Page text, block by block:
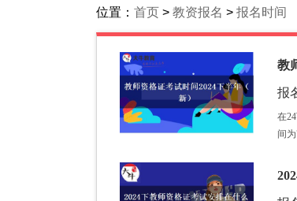
位置： 首页 > 教资报名 > 报名时间
教
报
在
间